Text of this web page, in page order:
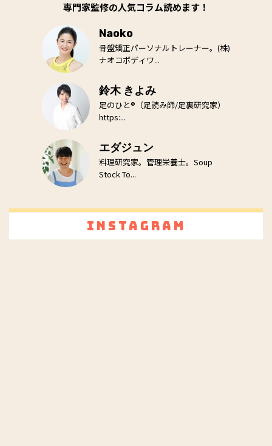
専門家監修の人気コラム読めます！
Naoko
骨盤矯正パーソナルトレーナー。(株)
ナオコボディワ...
鈴木 きよみ
足のひと®（足読み師/足裏研究家）
https:...
エダジュン
料理研究家。管理栄養士。Soup
Stock To...
Instagram